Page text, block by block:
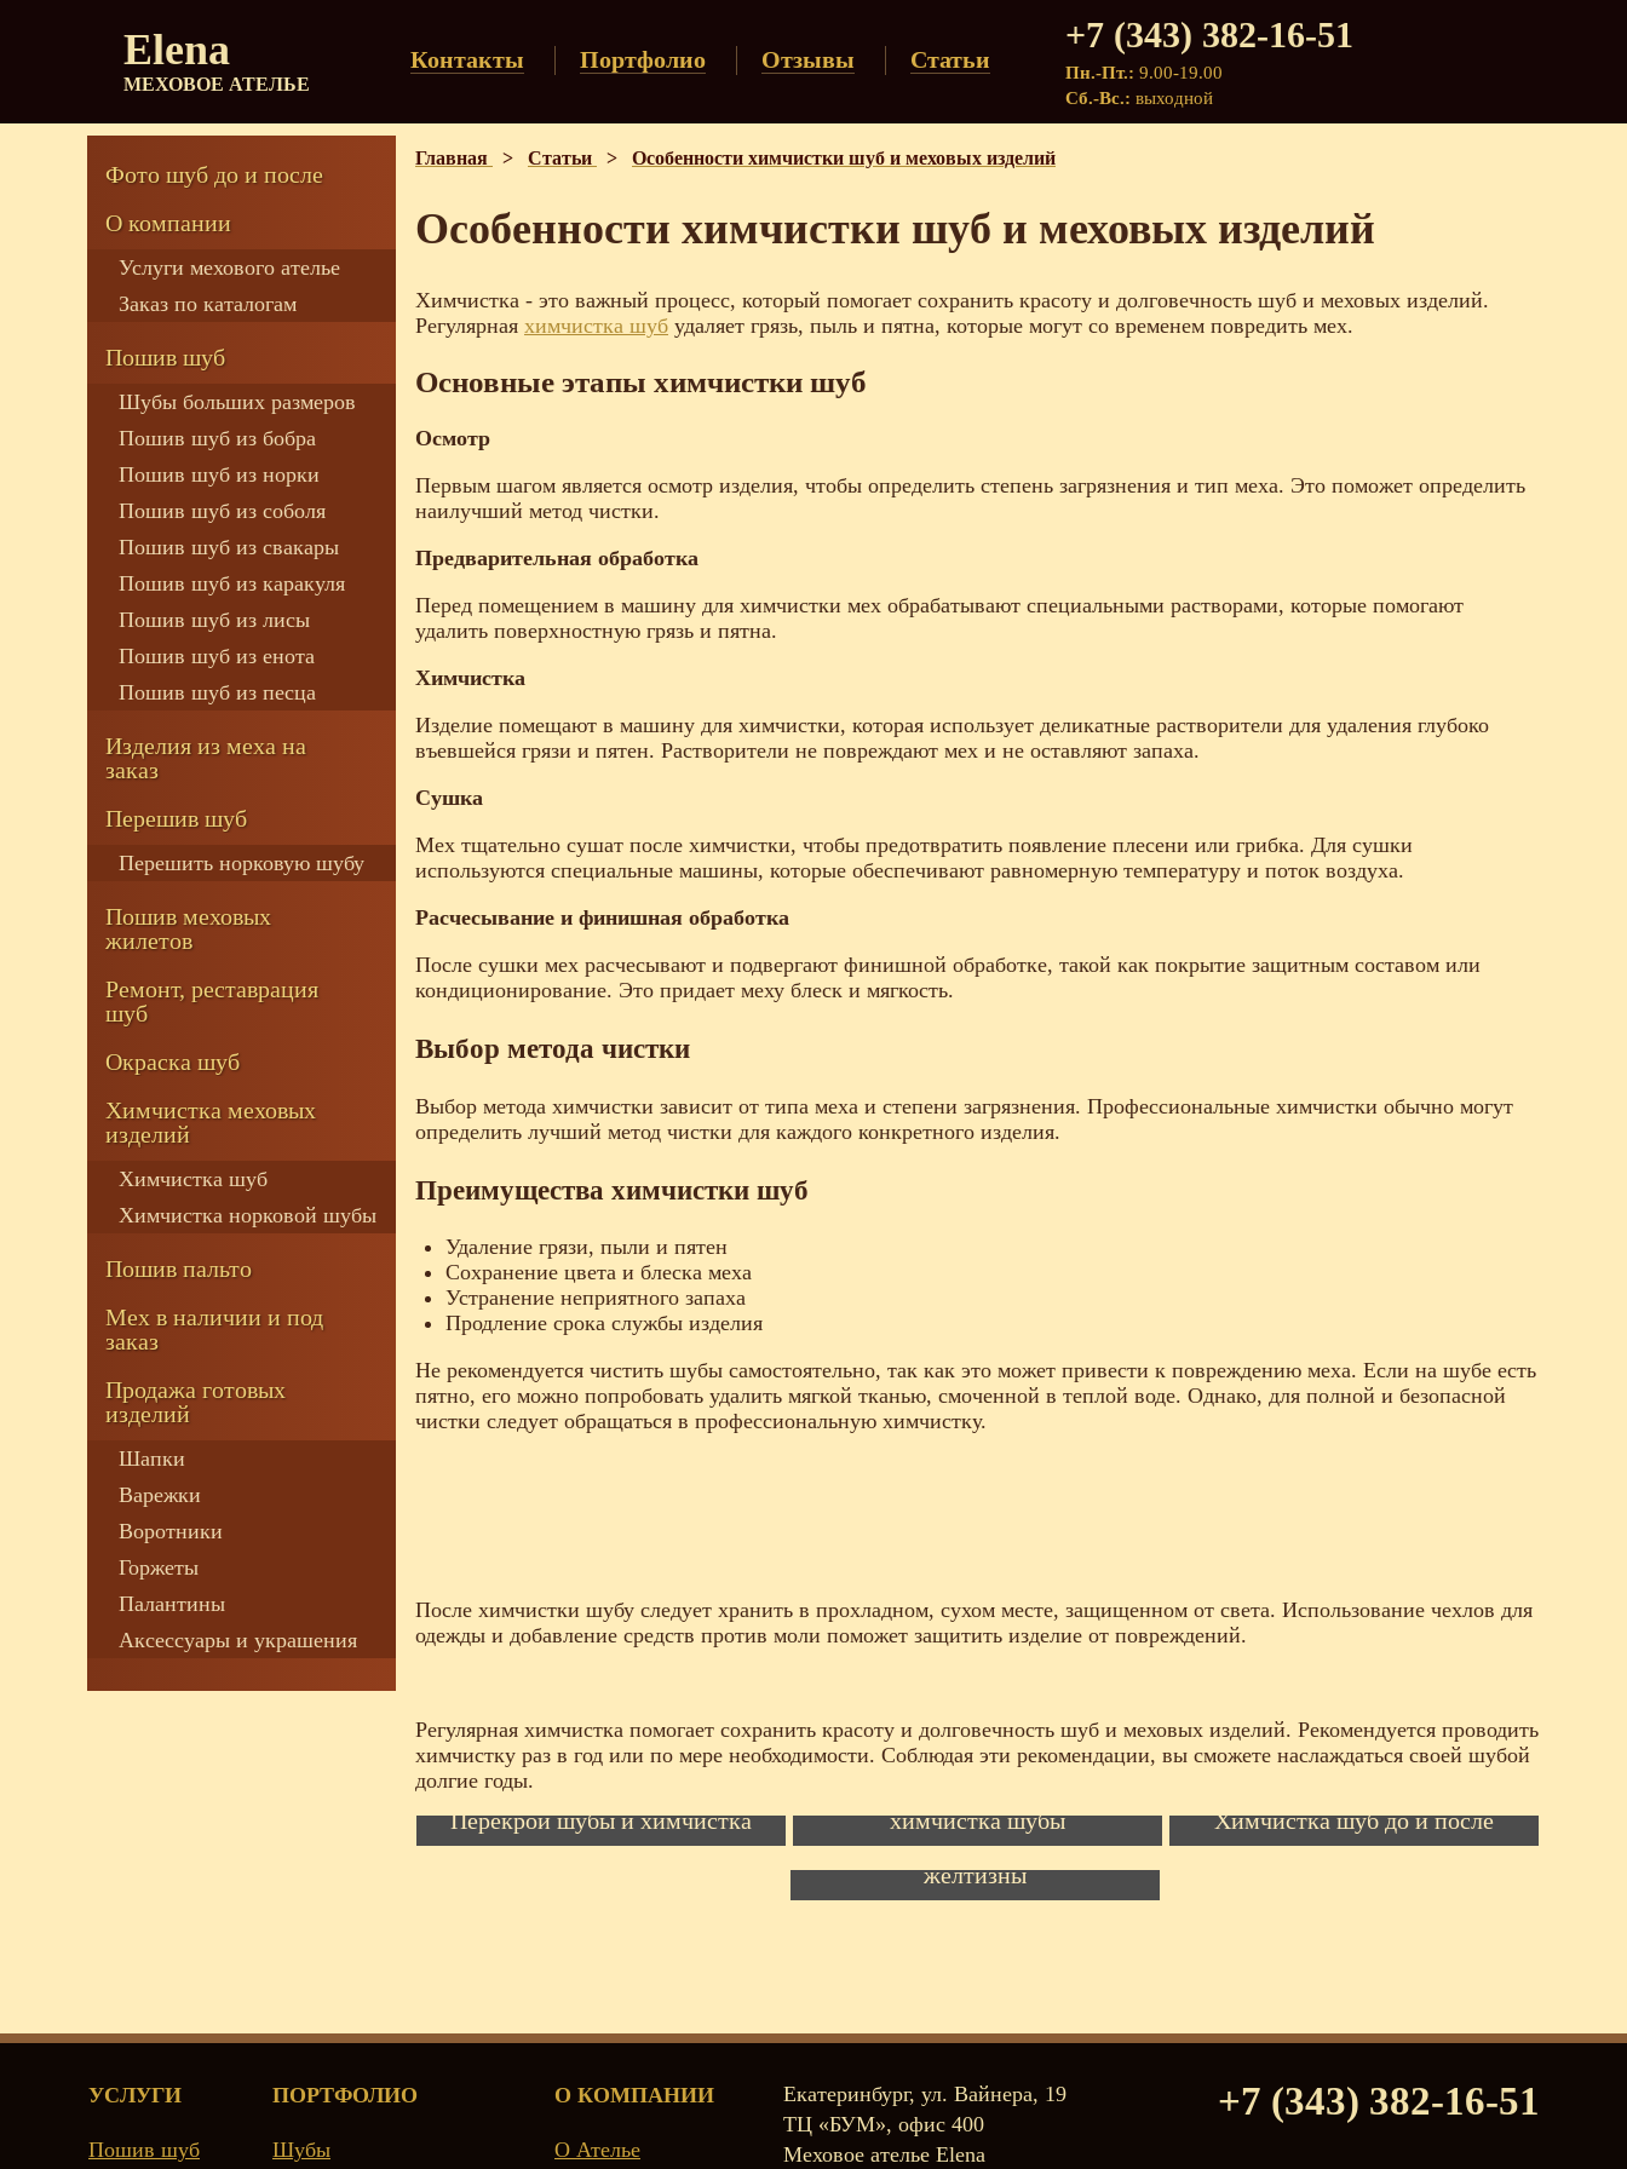
Elena
МЕХОВОЕ АТЕЛЬЕ
+7 (343) 382-16-51
Пн.-Пт.: 9.00-19.00
Сб.-Вс.: выходной
Контакты Портфолио Отзывы Статьи
Фото шуб до и после
О компании
Услуги мехового ателье
Заказ по каталогам
Пошив шуб
Шубы больших размеров
Пошив шуб из бобра
Пошив шуб из норки
Пошив шуб из соболя
Пошив шуб из свакары
Пошив шуб из каракуля
Пошив шуб из лисы
Пошив шуб из енота
Пошив шуб из песца
Изделия из меха на
заказ
Перешив шуб
Перешить норковую шубу
Пошив меховых
жилетов
Ремонт, реставрация
шуб
Окраска шуб
Химчистка меховых
изделий
Химчистка шуб
Химчистка норковой шубы
Пошив пальто
Мех в наличии и под
заказ
Продажа готовых
изделий
Шапки
Варежки
Воротники
Горжеты
Палантины
Аксессуары и украшения
Главная > Статьи > Особенности химчистки шуб и меховых изделий
Особенности химчистки шуб и меховых изделий
Химчистка - это важный процесс, который помогает сохранить красоту и долговечность шуб и меховых изделий.
Регулярная химчистка шуб удаляет грязь, пыль и пятна, которые могут со временем повредить мех.
Основные этапы химчистки шуб
Осмотр
Первым шагом является осмотр изделия, чтобы определить степень загрязнения и тип меха. Это поможет определить
наилучший метод чистки.
Предварительная обработка
Перед помещением в машину для химчистки мех обрабатывают специальными растворами, которые помогают
удалить поверхностную грязь и пятна.
Химчистка
Изделие помещают в машину для химчистки, которая использует деликатные растворители для удаления глубоко
въевшейся грязи и пятен. Растворители не повреждают мех и не оставляют запаха.
Сушка
Мех тщательно сушат после химчистки, чтобы предотвратить появление плесени или грибка. Для сушки
используются специальные машины, которые обеспечивают равномерную температуру и поток воздуха.
Расчесывание и финишная обработка
После сушки мех расчесывают и подвергают финишной обработке, такой как покрытие защитным составом или
кондиционирование. Это придает меху блеск и мягкость.
Выбор метода чистки
Выбор метода химчистки зависит от типа меха и степени загрязнения. Профессиональные химчистки обычно могут
определить лучший метод чистки для каждого конкретного изделия.
Преимущества химчистки шуб
Удаление грязи, пыли и пятен
Сохранение цвета и блеска меха
Устранение неприятного запаха
Продление срока службы изделия
Не рекомендуется чистить шубы самостоятельно, так как это может привести к повреждению меха. Если на шубе есть
пятно, его можно попробовать удалить мягкой тканью, смоченной в теплой воде. Однако, для полной и безопасной
чистки следует обращаться в профессиональную химчистку.
После химчистки шубу следует хранить в прохладном, сухом месте, защищенном от света. Использование чехлов для
одежды и добавление средств против моли поможет защитить изделие от повреждений.
Регулярная химчистка помогает сохранить красоту и долговечность шуб и меховых изделий. Рекомендуется проводить
химчистку раз в год или по мере необходимости. Соблюдая эти рекомендации, вы сможете наслаждаться своей шубой
долгие годы.
Перекрой шубы и химчистка
химчистка шубы
Химчистка шуб до и после
Химчистка и устранение
желтизны
+7 (343) 382-16-51
Екатеринбург, ул. Вайнера, 19
ТЦ «БУМ», офис 400
Меховое ателье Elena
УСЛУГИ ПОРТФОЛИО О КОМПАНИИ
Пошив шуб
Шубы
О Ателье